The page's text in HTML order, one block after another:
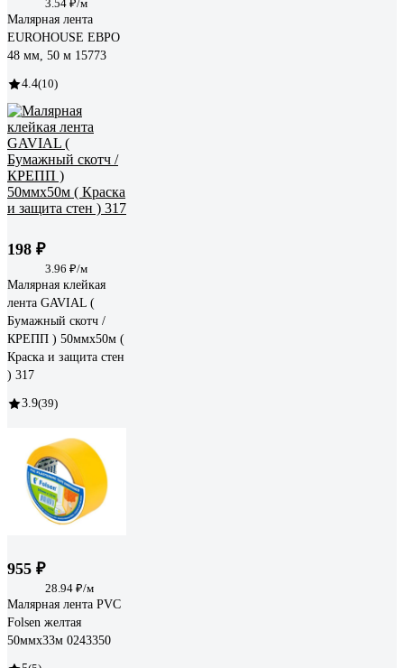
3.54 ₽/м
Малярная лента
EUROHOUSE ЕВРО
48 мм, 50 м 15773
4.4(10)
198 ₽
3.96 ₽/м
Малярная клейкая
лента GAVIAL (
Бумажный скотч /
КРЕПП ) 50ммх50м (
Краска и защита стен
) 317
3.9(39)
955 ₽
28.94 ₽/м
Малярная лента PVC
Folsen желтая
50ммx33м 0243350